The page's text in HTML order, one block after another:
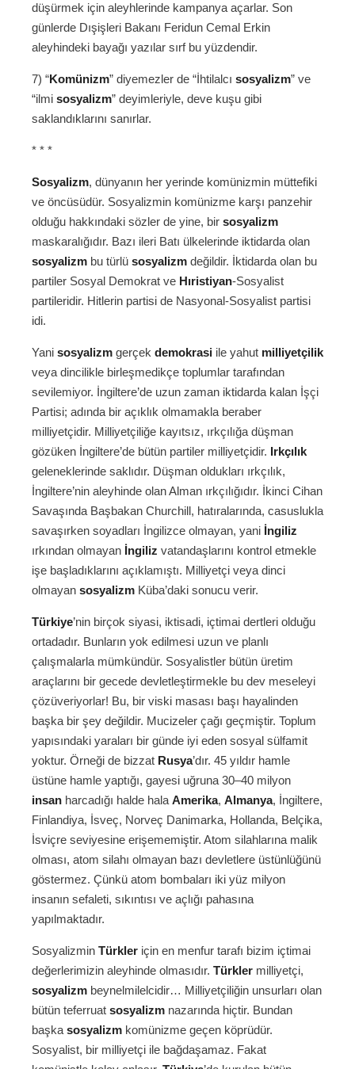
düşürmek için aleyhlerinde kampanya açarlar. Son
günlerde Dışişleri Bakanı Feridun Cemal Erkin
aleyhindeki bayağı yazılar sırf bu yüzdendir.
7) “Komünizm” diyemezler de “İhtilalcı sosyalizm” ve
“ilmi sosyalizm” deyimleriyle, deve kuşu gibi
saklandıklarını sanırlar.
* * *
Sosyalizm, dünyanın her yerinde komünizmin müttefiki
ve öncüsüdür. Sosyalizmin komünizme karşı panzehir
olduğu hakkındaki sözler de yine, bir sosyalizm
maskaralığıdır. Bazı ileri Batı ülkelerinde iktidarda olan
sosyalizm bu türlü sosyalizm değildir. İktidarda olan bu
partiler Sosyal Demokrat ve Hıristiyan-Sosyalist
partileridir. Hitlerin partisi de Nasyonal-Sosyalist partisi
idi.
Yani sosyalizm gerçek demokrasi ile yahut milliyetçilik
veya dincilikle birleşmedikçe toplumlar tarafından
sevilemiyor. İngiltere’de uzun zaman iktidarda kalan İşçi
Partisi; adında bir açıklık olmamakla beraber
milliyetçidir. Milliyetçiliğe kayıtsız, ırkçılığa düşman
gözüken İngiltere’de bütün partiler milliyetçidir. Irkçılık
geleneklerinde saklıdır. Düşman oldukları ırkçılık,
İngiltere’nin aleyhinde olan Alman ırkçılığıdır. İkinci Cihan
Savaşında Başbakan Churchill, hatıralarında, casuslukla
savaşırken soyadları İngilizce olmayan, yani İngiliz
ırkından olmayan İngiliz vatandaşlarını kontrol etmekle
işe başladıklarını açıklamıştı. Milliyetçi veya dinci
olmayan sosyalizm Küba’daki sonucu verir.
Türkiye’nin birçok siyasi, iktisadi, içtimai dertleri olduğu
ortadadır. Bunların yok edilmesi uzun ve planlı
çalışmalarla mümkündür. Sosyalistler bütün üretim
araçlarını bir gecede devletleştirmekle bu dev meseleyi
çözüveriyorlar! Bu, bir viski masası başı hayalinden
başka bir şey değildir. Mucizeler çağı geçmiştir. Toplum
yapısındaki yaraları bir günde iyi eden sosyal sülfamit
yoktur. Örneği de bizzat Rusya’dır. 45 yıldır hamle
üstüne hamle yaptığı, gayesi uğruna 30–40 milyon
insan harcadığı halde hala Amerika, Almanya, İngiltere,
Finlandiya, İsveç, Norveç Danimarka, Hollanda, Belçika,
İsviçre seviyesine erişememiştir. Atom silahlarına malik
olması, atom silahı olmayan bazı devletlere üstünlüğünü
göstermez. Çünkü atom bombaları iki yüz milyon
insanın sefaleti, sıkıntısı ve açlığı pahasına
yapılmaktadır.
Sosyalizmin Türkler için en menfur tarafı bizim içtimai
değerlerimizin aleyhinde olmasıdır. Türkler milliyetçi,
sosyalizm beynelmilelcidir… Milliyetçiliğin unsurları olan
bütün teferruat sosyalizm nazarında hiçtir. Bundan
başka sosyalizm komünizme geçen köprüdür.
Sosyalist, bir milliyetçi ile bağdaşamaz. Fakat